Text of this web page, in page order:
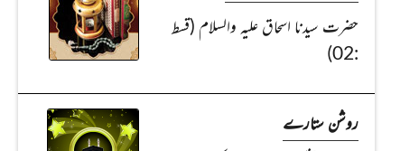
حضرت سیدنا اسحاق علیہ والسلام (قسط
:02)
روشن ستارے